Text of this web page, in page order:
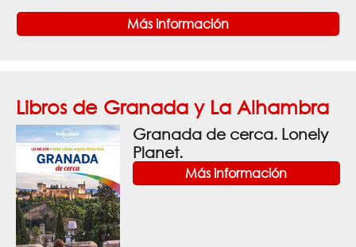
Más información
Libros de Granada y La Alhambra
Granada de cerca. Lonely
Planet.
Más información